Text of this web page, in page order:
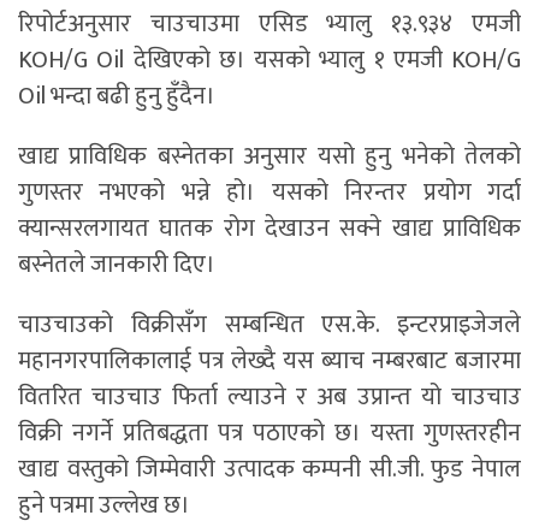
रिपोर्टअनुसार चाउचाउमा एसिड भ्यालु १३.९३४ एमजी
KOH/G Oil देखिएको छ। यसको भ्यालु १ एमजी KOH/G
Oil भन्दा बढी हुनु हुँदैन।
खाद्य प्राविधिक बस्नेतका अनुसार यसो हुनु भनेको तेलको
गुणस्तर नभएको भन्ने हो। यसको निरन्तर प्रयोग गर्दा
क्यान्सरलगायत घातक रोग देखाउन सक्ने खाद्य प्राविधिक
बस्नेतले जानकारी दिए।
चाउचाउको विक्रीसँग सम्बन्धित एस.के. इन्टरप्राइजेजले
महानगरपालिकालाई पत्र लेख्दै यस ब्याच नम्बरबाट बजारमा
वितरित चाउचाउ फिर्ता ल्याउने र अब उप्रान्त यो चाउचाउ
विक्री नगर्ने प्रतिबद्धता पत्र पठाएको छ। यस्ता गुणस्तरहीन
खाद्य वस्तुको जिम्मेवारी उत्पादक कम्पनी सी.जी. फुड नेपाल
हुने पत्रमा उल्लेख छ।